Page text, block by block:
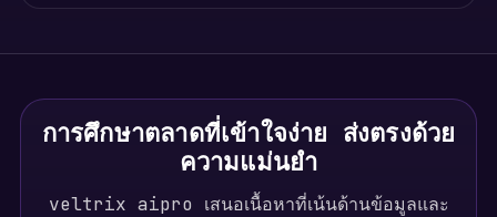
การศึกษาตลาดที่เข้าใจง่าย ส่งตรงด้วย
ความแม่นยำ
veltrix aipro เสนอเนื้อหาที่เน้นด้านข้อมูลและ